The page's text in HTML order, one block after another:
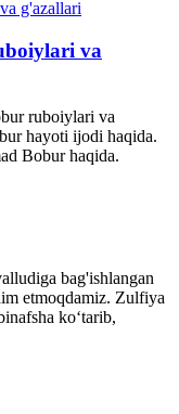
va
ruboiylari va
hayoti ijodi haqida.
Bobur haqida.
bag'ishlangan
etmoqdamiz. Zulfiya
koʻtarib,